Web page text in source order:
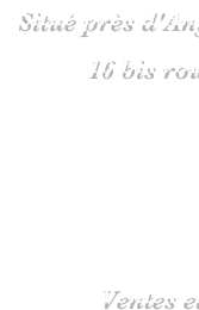
Situé près
16 bis
Ventes